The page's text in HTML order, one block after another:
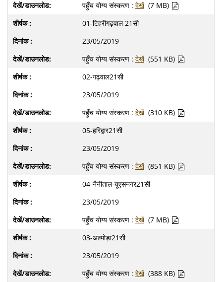
पहुँच योग्य संस्करण : देखें (7 MB)
01-टिहरीगढ़वाल 21सी
23/05/2019
पहुँच योग्य संस्करण : देखें (551 KB)
02-गढ़वाल21सी
23/05/2019
पहुँच योग्य संस्करण : देखें (310 KB)
05-हरिद्वार21सी
23/05/2019
पहुँच योग्य संस्करण : देखें (851 KB)
04-नैनीताल-यूएसनगर21सी
23/05/2019
पहुँच योग्य संस्करण : देखें (7 MB)
03-अल्मोड़ा21सी
23/05/2019
पहुँच योग्य संस्करण : देखें (388 KB)